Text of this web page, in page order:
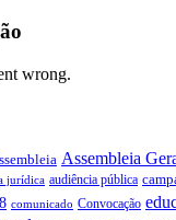
wrong.
Assembleia
jurídica audiência pública
comunicado Convocação